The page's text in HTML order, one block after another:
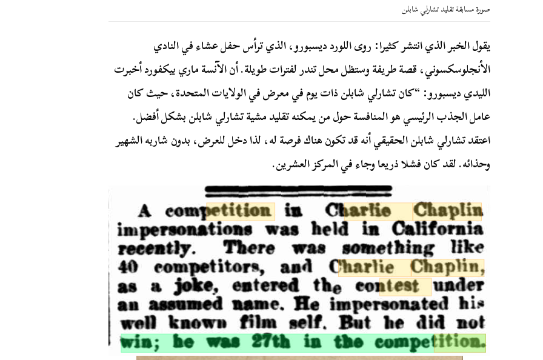
صورة مسابقة تقليد تشارلي شابلن
يقول الخبر الذي انتشر كثيرا: روى اللورد ديسبورو، الذي ترأس حفل عشاء في النادي
الأنجلوسكسوني، قصة طريفة وستظل محل تندر لفترات طويلة. أن الآنسة ماري بيكفورد أخبرت
الليدي ديسبورو: “كان تشارلي شابلن ذات يوم في معرض في الولايات المتحدة، حيث كان
عامل الجذب الرئيسي هو المنافسة حول من يمكنه تقليد مشية تشارلي شابلن بشكل أفضل.
اعتقد تشارلي شابلن الحقيقي أنه قد تكون هناك فرصة له، لذا دخل للعرض، بدون شاربه الشهير
وحذائه. لقد كان فشلا ذريعا وجاء في المركز العشرين.